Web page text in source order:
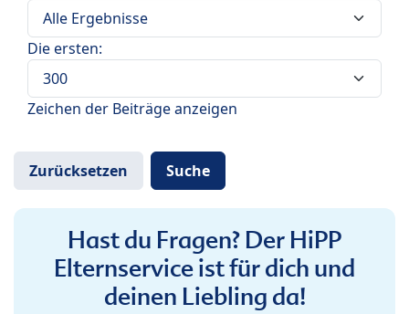
Die ersten:
Zeichen der Beiträge anzeigen
Hast du Fragen? Der HiPP
Elternservice ist für dich und
deinen Liebling da!